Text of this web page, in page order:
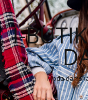
I-
Moda